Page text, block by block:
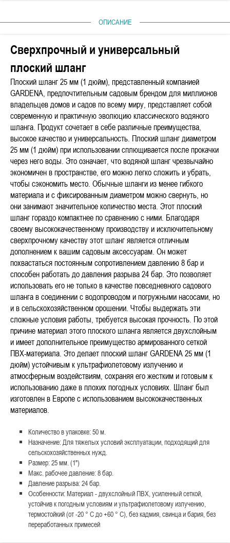
ОПИСАНИЕ
Сверхпрочный и универсальный
плоский шланг
Плоский шланг 25 мм (1 дюйм), представленный компанией
GARDENA, предпочтительным садовым брендом для миллионов
владельцев домов и садов по всему миру, представляет собой
современную и практичную эволюцию классического водяного
шланга. Продукт сочетает в себе различные преимущества,
высокое качество и универсальность. Плоский шланг диаметром
25 мм (1 дюйм) при использовании сплющивается после прокачки
через него воды. Это означает, что водяной шланг чрезвычайно
экономичен в пространстве, его можно легко сложить и убрать,
чтобы сэкономить место. Обычные шланги из менее гибкого
материала и с фиксированным диаметром можно свернуть, но
они занимают значительное количество места. Этот плоский
шланг гораздо компактнее по сравнению с ними. Благодаря
своему высококачественному производству и исключительному
сверхпрочному качеству этот шланг является отличным
дополнением к вашим садовым аксессуарам. Он может
похвастаться постоянным сопротивлением давлению 8 бар и
способен работать до давления разрыва 24 бар. Это позволяет
использовать его не только в качестве повседневного садового
шланга в соединении с водопроводом и погружными насосами, но
и в сельскохозяйственном орошении. Чтобы выдержать эти
сложные условия работы, требуется высокая прочность. По этой
причине материал этого плоского шланга является двухслойным
и имеет дополнительное преимущество армированного сеткой
ПВХ-материала. Это делает плоский шланг GARDENA 25 мм (1
дюйм) устойчивым к ультрафиолетовому излучению и
атмосферным воздействиям, сохраняя его жестким и готовым к
использованию даже в плохих погодных условиях. Шланг был
изготовлен в Европе с использованием высококачественных
материалов.
Количество в упаковке: 50 м.
Назначение: Для тяжелых условий эксплуатации, подходящий для
сельскохозяйственных нужд.
Размер: 25 мм. (1")
Макс. рабочее давление: 8 бар.
Давление разрыва: 24 бар.
Особенности: Материал - двухслойный ПВХ, усиленный сеткой,
устойчив к погодным условиям и ультрафиолетовому излучению,
термостойкий (от -20 ° C до +60 ° C), без кадмия, свинца и бария, без
переработанных примесей